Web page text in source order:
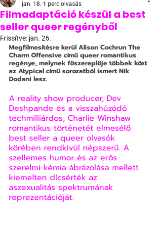
Filmadaptáció készül a best
seller queer regényből
jan. 18. 1 perc olvasás
Frissítve: jan. 26.
Megfilmesítésre kerül Alison Cochrun The
Charm Offensive című queer romantikus
regénye, melynek főszereplője többek közt
az Atypical című sorozatból ismert Nik
Dodani lesz.
A reality show producer, Dev
Deshpande és a visszahúzódó
techmilliárdos, Charlie Winshaw
romantikus történetét elmesélő
best seller a queer olvasók
körében rendkívül népszerű. A
szellemes humor és az erős
szerelmi kémia ábrázolása mellett
kiemelten dícsérték az
aszexualitás spektrumának
reprezentációját.